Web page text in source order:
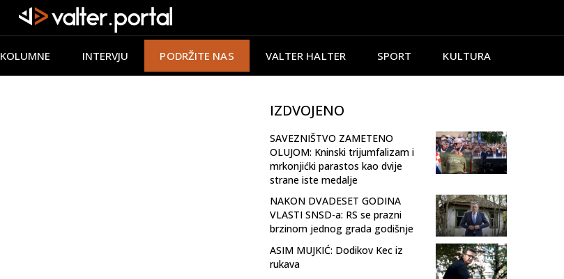
KOLUMNE INTERVJU PODRŽITE NAS VALTER HALTER SPORT KULTURA
IZDVOJENO
SAVEZNIŠTVO ZAMETENO
OLUJOM: Kninski trijumfalizam i
mrkonjićki parastos kao dvije
strane iste medalje
NAKON DVADESET GODINA
VLASTI SNSD-a: RS se prazni
brzinom jednog grada godišnje
ASIM MUJKIĆ: Dodikov Kec iz
rukava